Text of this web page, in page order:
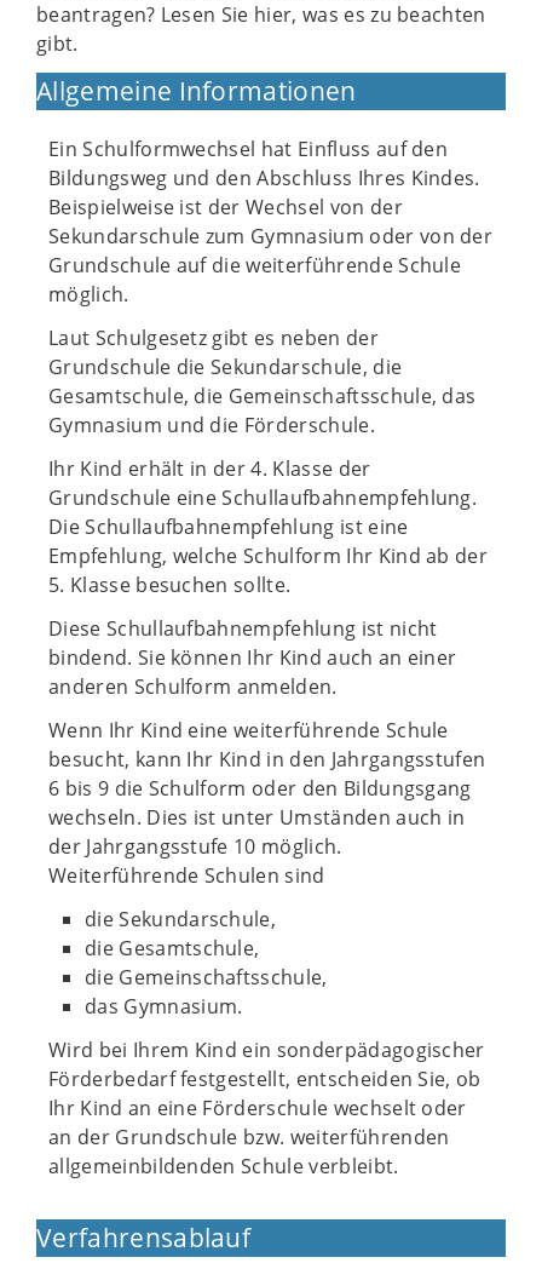
beantragen? Lesen Sie hier, was es zu beachten
gibt.
Allgemeine Informationen
Ein Schulformwechsel hat Einfluss auf den
Bildungsweg und den Abschluss Ihres Kindes.
Beispielweise ist der Wechsel von der
Sekundarschule zum Gymnasium oder von der
Grundschule auf die weiterführende Schule
möglich.
Laut Schulgesetz gibt es neben der
Grundschule die Sekundarschule, die
Gesamtschule, die Gemeinschaftsschule, das
Gymnasium und die Förderschule.
Ihr Kind erhält in der 4. Klasse der
Grundschule eine Schullaufbahnempfehlung.
Die Schullaufbahnempfehlung ist eine
Empfehlung, welche Schulform Ihr Kind ab der
5. Klasse besuchen sollte.
Diese Schullaufbahnempfehlung ist nicht
bindend. Sie können Ihr Kind auch an einer
anderen Schulform anmelden.
Wenn Ihr Kind eine weiterführende Schule
besucht, kann Ihr Kind in den Jahrgangsstufen
6 bis 9 die Schulform oder den Bildungsgang
wechseln. Dies ist unter Umständen auch in
der Jahrgangsstufe 10 möglich.
Weiterführende Schulen sind
die Sekundarschule,
die Gesamtschule,
die Gemeinschaftsschule,
das Gymnasium.
Wird bei Ihrem Kind ein sonderpädagogischer
Förderbedarf festgestellt, entscheiden Sie, ob
Ihr Kind an eine Förderschule wechselt oder
an der Grundschule bzw. weiterführenden
allgemeinbildenden Schule verbleibt.
Verfahrensablauf